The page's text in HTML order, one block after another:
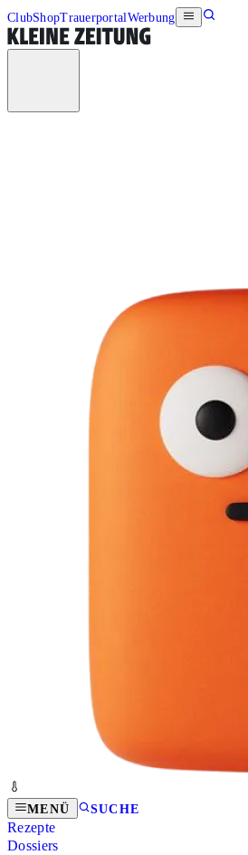
ClubShopTrauerportalWerbung
MENÜ SUCHE
Rezepte
Dossiers